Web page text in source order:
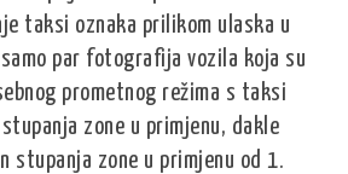
taksi oznaka prilikom ulaska u
par fotografija vozila koja su
prometnog režima s taksi
zone u primjenu, dakle
stupanja zone u primjenu od 1.